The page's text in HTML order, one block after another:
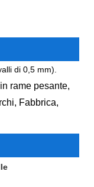
di 0,5 mm).
rame pesante,
Fabbrica,